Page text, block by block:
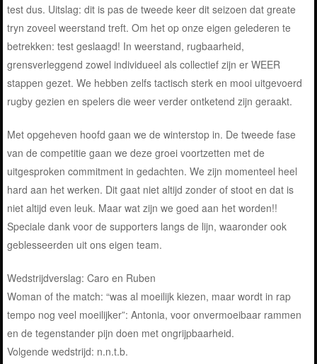
test dus. Uitslag: dit is pas de tweede keer dit seizoen dat greate
tryn zoveel weerstand treft. Om het op onze eigen gelederen te
betrekken: test geslaagd! In weerstand, rugbaarheid,
grensverleggend zowel individueel als collectief zijn er WEER
stappen gezet. We hebben zelfs tactisch sterk en mooi uitgevoerd
rugby gezien en spelers die weer verder ontketend zijn geraakt.
Met opgeheven hoofd gaan we de winterstop in. De tweede fase
van de competitie gaan we deze groei voortzetten met de
uitgesproken commitment in gedachten. We zijn momenteel heel
hard aan het werken. Dit gaat niet altijd zonder of stoot en dat is
niet altijd even leuk. Maar wat zijn we goed aan het worden!!
Speciale dank voor de supporters langs de lijn, waaronder ook
geblesseerden uit ons eigen team.
Wedstrijdverslag: Caro en Ruben
Woman of the match: “was al moeilijk kiezen, maar wordt in rap
tempo nog veel moeilijker”: Antonia, voor onvermoeibaar rammen
en de tegenstander pijn doen met ongrijpbaarheid.
Volgende wedstrijd: n.n.t.b.